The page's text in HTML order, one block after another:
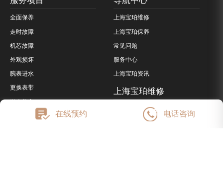
全面保养
走时故障
机芯故障
外观损坏
腕表进水
更换表带
上海宝珀维修
上海宝珀保养
常见问题
服务中心
上海宝珀资讯
上海宝珀维修
客服联系电话：400-883-8293
门店营业：09:00-19:30（节假日
在线预约 电话咨询